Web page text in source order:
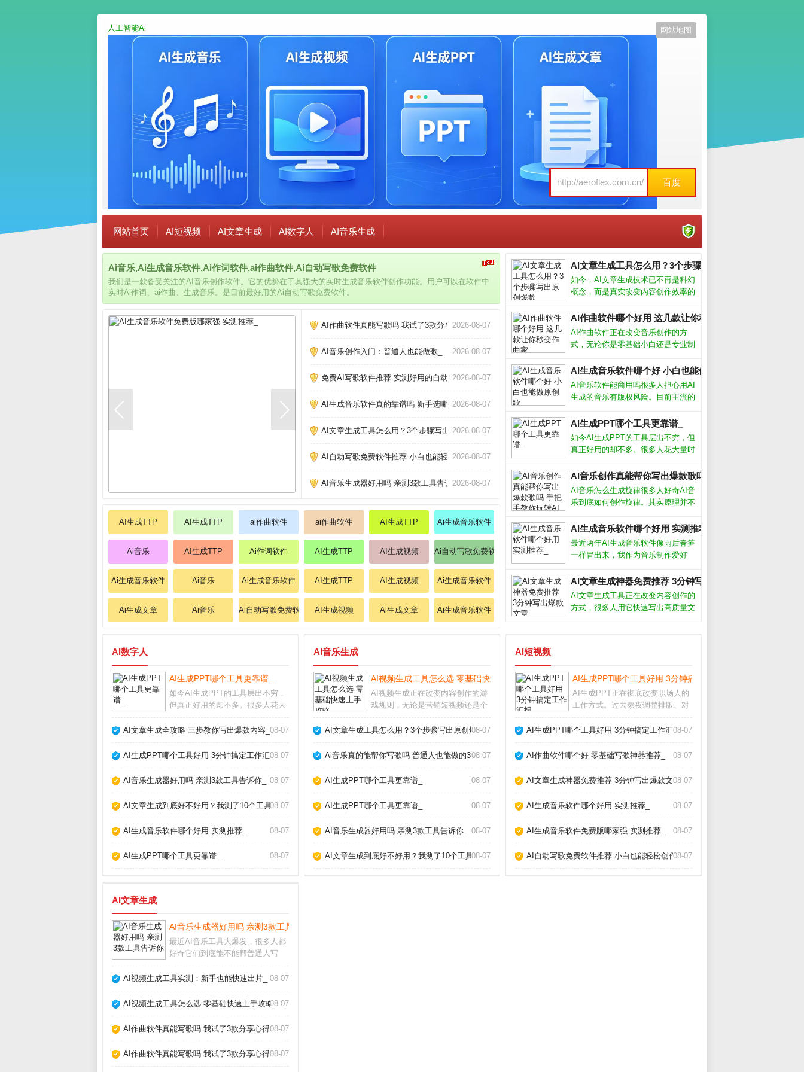
人工智能Ai
百度
网站地图
网站首页 AI短视频 AI文章生成 AI数字人 AI音乐生成
Ai音乐,Ai生成音乐软件,Ai作词软件,ai作曲软件,Ai自动写歌免费软件
我们是一款备受关注的AI音乐创作软件。它的优势在于其强大的实时生成音乐软件创作功能。用户可以在软件中
实时Ai作词、ai作曲、生成音乐。是目前最好用的Ai自动写歌免费软件。
AI作曲软件真能写歌吗 我试了3款分享心得_2026-08-07
AI音乐创作入门：普通人也能做歌_ 2026-08-07
免费AI写歌软件推荐 实测好用的自动作曲工具_
2026-08-07
AI生成音乐软件真的靠谱吗 新手选哪个好_2026-08-07
AI文章生成工具怎么用？3个步骤写出原创爆款_
2026-08-07
AI自动写歌免费软件推荐 小白也能轻松创作_
2026-08-07
AI音乐生成器好用吗 亲测3款工具告诉你_2026-08-07
AI生成TTP AI生成TTP ai作曲软件 ai作曲软件 AI生成TTP Ai生成音乐软件
Ai音乐 AI生成TTP Ai作词软件 AI生成TTP AI生成视频 Ai自动写歌免费软件
Ai生成音乐软件 Ai音乐 Ai生成音乐软件 AI生成TTP AI生成视频 Ai生成音乐软件
Ai生成文章 Ai音乐 Ai自动写歌免费软件 AI生成视频 Ai生成文章 Ai生成音乐软件
AI文章生成工具怎么用？3个步骤写出原创爆款_
如今，AI文章生成技术已不再是科幻
概念，而是真实改变内容创作效率的
来越多人开始借助AI写稿、润色、甚
至批量生产内容。但很多人仍困惑：
AI写出来的文章会不会太机械？如何
AI作曲软件哪个好用 这几款让你秒变作曲家_
AI作曲软件正在改变音乐创作的方
式，无论你是零基础小白还是专业制
弦甚至完整编曲。我作为音乐制作
人，亲测了多款工具，下面分享最实
用的经验和推荐。AI作曲软件真的能
AI生成音乐软件哪个好 小白也能做原创歌_
AI音乐软件能商用吗很多人担心用AI
生成的音乐有版权风险。目前主流的
Udio，都允许付费用户将生成的音乐
用于商业用途，但免费版通常只能个
人使用。不同平台的具体条款差异很
AI生成PPT哪个工具更靠谱_
如今AI生成PPT的工具层出不穷，但
真正好用的却不多。很多人花大量时
AI一键生成。本文结合我使用多款工
具的实测经验，帮你避开那些“假智
能”的坑，找到最适合自己的AI做P
AI音乐创作真能帮你写出爆款歌吗 手把手教你玩转AI作歌_
AI音乐怎么生成旋律很多人好奇AI音
乐到底如何创作旋律。其实原理并不
奏、和弦走向和音高变化，逐渐掌握
了人类音乐的基本规律。你只需输入
风格关键词，比如“忧伤的钢琴曲”或
AI生成音乐软件哪个好用 实测推荐_
最近两年AI生成音乐软件像雨后春笋
一样冒出来，我作为音乐制作爱好
遍。说实话，从最初的简单旋律生
成，到现在能产出接近专业编曲的完
整作品，进步速度让人惊叹。今天就
AI文章生成神器免费推荐 3分钟写出爆款文章_
AI文章生成工具正在改变内容创作的
方式，很多人用它快速写出高质量文
AI数字人
AI生成PPT哪个工具更靠谱_
如今AI生成PPT的工具层出不穷，
但真正好用的却不多。很多人花大
直接用AI一键生成。本文结合我使
那些“假智能”的坑，找到最适合自
AI文章生成全攻略 三步教你写出爆款内容_ 08-07
AI生成PPT哪个工具好用 3分钟搞定工作汇报_
08-07
AI音乐生成器好用吗 亲测3款工具告诉你_ 08-07
AI文章生成到底好不好用？我测了10个工具告诉你真相_
08-07
AI生成音乐软件哪个好用 实测推荐_ 08-07
AI生成PPT哪个工具更靠谱_ 08-07
AI音乐生成
AI视频生成工具怎么选 零基础快速上手攻略_
AI视频生成正在改变内容创作的游
戏规则，无论是营销短视频还是个
高质量画面。作为长期使用各类AI
方法，效率能提升十倍以上。AI视
AI文章生成工具怎么用？3个步骤写出原创爆款_
08-07
Ai音乐真的能帮你写歌吗 普通人也能做的3个神器_
08-07
AI生成PPT哪个工具更靠谱_ 08-07
AI生成PPT哪个工具更靠谱_ 08-07
AI音乐生成器好用吗 亲测3款工具告诉你_ 08-07
AI文章生成到底好不好用？我测了10个工具告诉你真相_
08-07
AI短视频
AI生成PPT哪个工具好用 3分钟搞定工作汇报_
AI生成PPT正在彻底改变职场人的
工作方式。过去熬夜调整排版、对
几分钟就能完成。从实际体验来
是根据文字内容自动生成逻辑清
AI生成PPT哪个工具好用 3分钟搞定工作汇报_
08-07
AI作曲软件哪个好 零基础写歌神器推荐_ 08-07
AI文章生成神器免费推荐 3分钟写出爆款文章_
08-07
AI生成音乐软件哪个好用 实测推荐_ 08-07
AI生成音乐软件免费版哪家强 实测推荐_ 08-07
AI自动写歌免费软件推荐 小白也能轻松创作_08-07
AI文章生成
AI音乐生成器好用吗 亲测3款工具告诉你_
最近AI音乐工具大爆发，很多人都
好奇它们到底能不能帮普通人写
乐爱好者，我发现现在的AI音乐生
人声，但离完美还有距离。下面分
AI视频生成工具实测：新手也能快速出片_ 08-07
AI视频生成工具怎么选 零基础快速上手攻略_08-07
AI作曲软件真能写歌吗 我试了3款分享心得_08-07
AI作曲软件真能写歌吗 我试了3款分享心得_08-07